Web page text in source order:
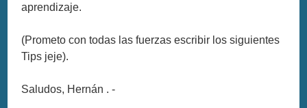
aprendizaje.
(Prometo con todas las fuerzas escribir los siguientes
Tips jeje).
Saludos, Hernán . -